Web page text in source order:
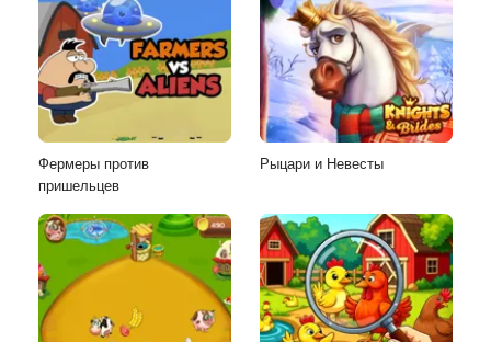
Фермеры против
пришельцев
Рыцари и Невесты